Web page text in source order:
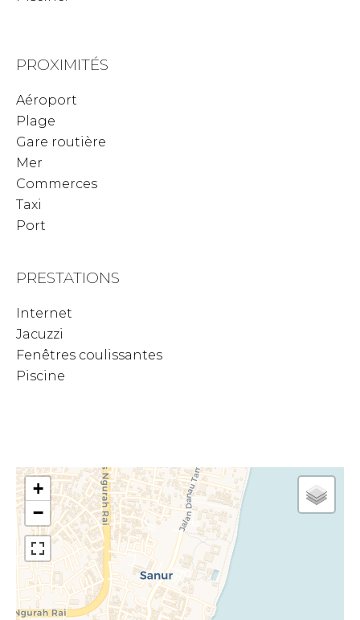
PROXIMITÉS
Aéroport
Plage
Gare routière
Mer
Commerces
Taxi
Port
PRESTATIONS
Internet
Jacuzzi
Fenêtres coulissantes
Piscine
+
−